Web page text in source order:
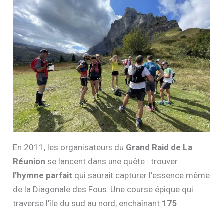
En 2011, les organisateurs du Grand Raid de La
Réunion se lancent dans une quête : trouver
l’hymne parfait qui saurait capturer l’essence même
de la Diagonale des Fous. Une course épique qui
traverse l’île du sud au nord, enchaînant 175